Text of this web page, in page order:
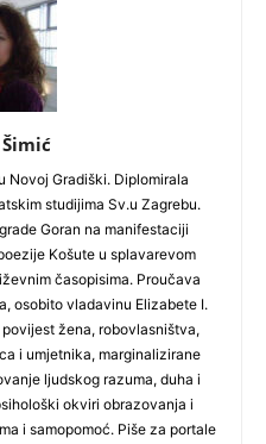
Novoj Gradiški. Diplomirala
studijima Sv.u Zagrebu.
Goran na manifestaciji
Košute u splavarevom
časopisima. Proučava
osobito vladavinu Elizabete I.
žena, robovlasništva,
i umjetnika, marginalizirane
ljudskog razuma, duha i
okviri obrazovanja i
i samopomoć. Piše za portale